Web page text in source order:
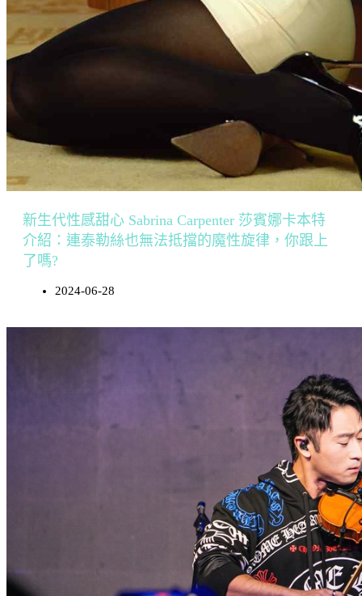
新生代性感甜心 Sabrina Carpenter 莎賓娜卡本特
介紹：連泰勒絲也無法抵擋的魔性旋律，你跟上
了嗎?
2024-06-28